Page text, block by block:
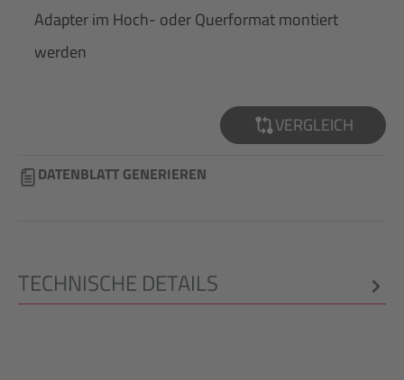
Adapter im Hoch- oder Querformat montiert
werden
VERGLEICH
DATENBLATT GENERIEREN
TECHNISCHE DETAILS